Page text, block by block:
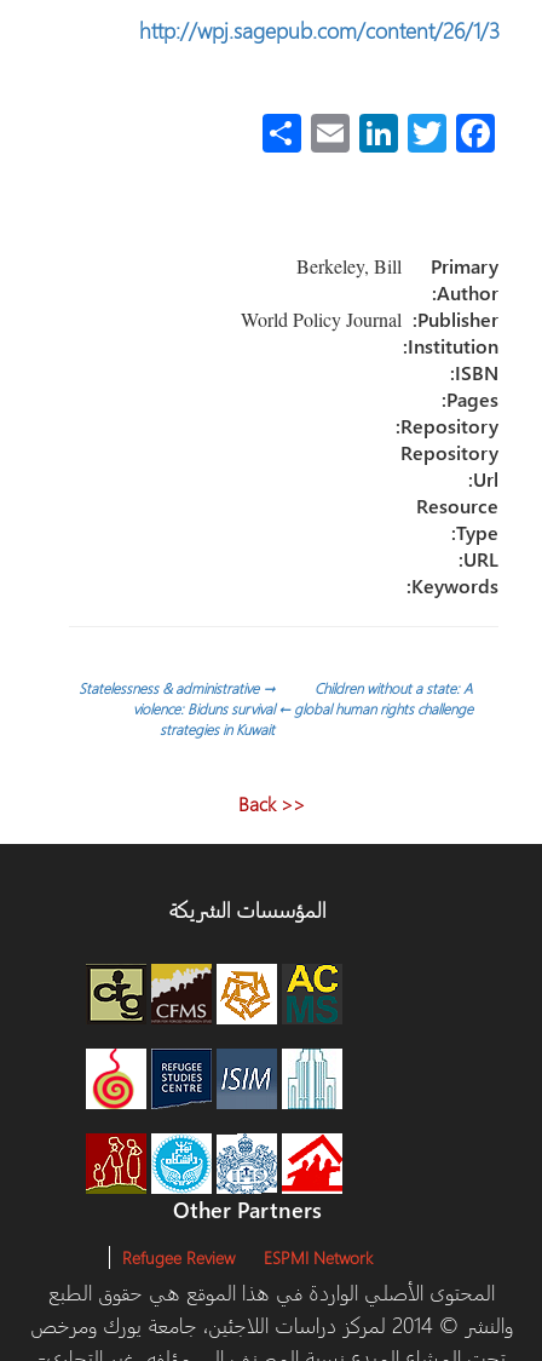
http://wpj.sagepub.com/content/26/1/3
Fa
o
ok
T
er
Li
dI
n
E
Primary
Author:
Publisher:
Institution:
ISBN:
Pages:
Repository:
Repository
Url:
Resource
Type:
URL:
Keywords:
تصفّح
→
Statelessness & administrative
violence: Biduns survival
strategies in Kuwait
Children without a state: A
global human rights challenge
←
<< Back
المؤسسات الشريكة
Other Partners
ESPMI Network
Refugee Review
المحتوى الأصلي الواردة في هذا الموقع هي حقوق الطبع
والنشر © 2014 لمركز دراسات اللاجئين، جامعة يورك ومرخص